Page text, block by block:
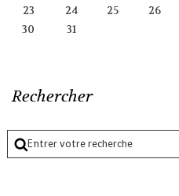
23
24 25 26
30
31
Rechercher